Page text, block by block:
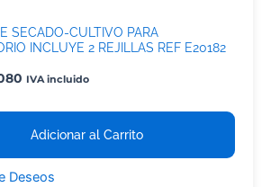
SECADO-CULTIVO PARA
INCLUYE 2 REJILLAS REF E20182
IVA incluido
Adicionar al Carrito
Deseos